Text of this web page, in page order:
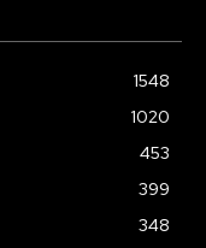
1548
1020
453
399
348